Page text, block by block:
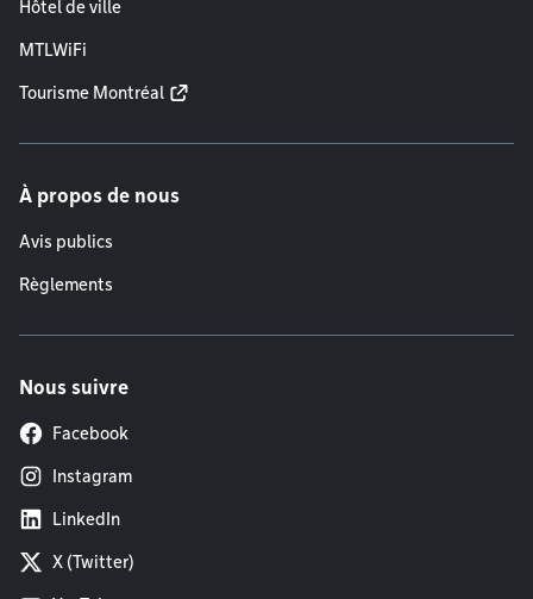
Hôtel de ville
MTLWiFi
Tourisme Montréal
À propos de nous
Avis publics
Règlements
Nous suivre
Facebook
Instagram
LinkedIn
X (Twitter)